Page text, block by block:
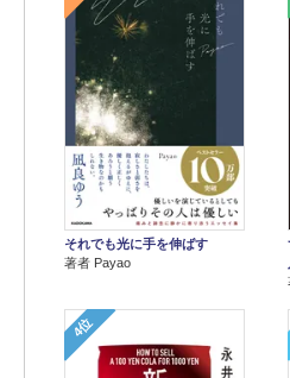
それでも光に手を伸ばす
著者 Payao
4位